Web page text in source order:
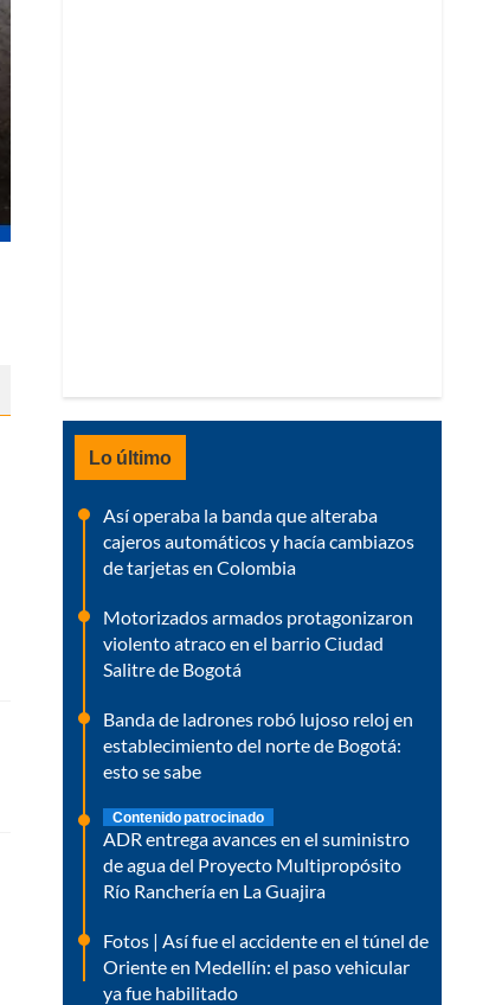
Lo último
Así operaba la banda que alteraba
cajeros automáticos y hacía cambiazos
de tarjetas en Colombia
Motorizados armados protagonizaron
violento atraco en el barrio Ciudad
Salitre de Bogotá
Banda de ladrones robó lujoso reloj en
establecimiento del norte de Bogotá:
esto se sabe
Contenido patrocinado
ADR entrega avances en el suministro
de agua del Proyecto Multipropósito
Río Ranchería en La Guajira
Fotos | Así fue el accidente en el túnel de
Oriente en Medellín: el paso vehicular
ya fue habilitado